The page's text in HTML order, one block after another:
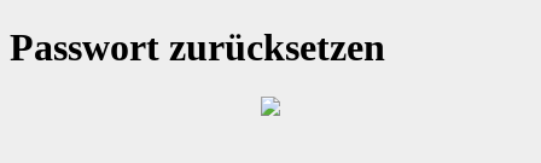
Passwort zurücksetzen